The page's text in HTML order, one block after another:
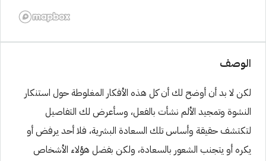
الوصف
لكن لا بد أن أوضح لك أن كل هذه الأفكار المغلوطة حول استنكار
النشوة وتمجيد الألم نشأت بالفعل، وسأعرض لك التفاصيل
لتكتشف حقيقة وأساس تلك السعادة البشرية، فلا أحد يرفض أو
يكره أو يتجنب الشعور بالسعادة، ولكن بفضل هؤلاء الأشخاص